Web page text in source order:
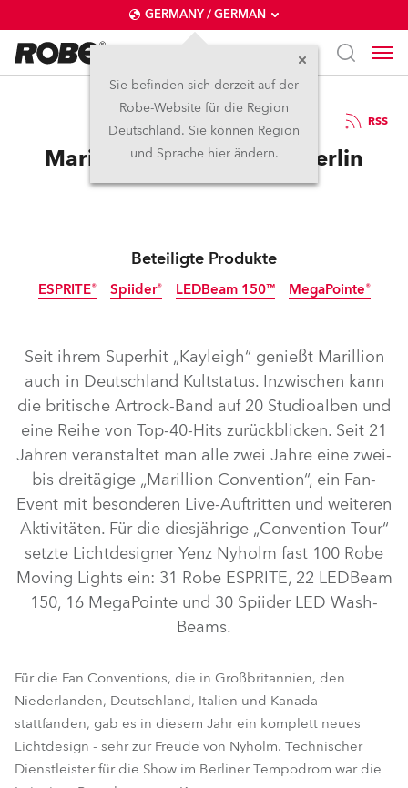
GERMANY / GERMAN
Sie befinden sich derzeit auf der
Robe-Website für die Region
Deutschland. Sie können Region
und Sprache hier ändern.
15.8.2023 RSS
Marillion Convention in Berlin
Beteiligte Produkte
ESPRITE®
ESPRITE®
Spiider®
Spiider®
LEDBeam 150™
LEDBeam 150™
MegaPointe®
MegaPointe®
Seit ihrem Superhit „Kayleigh“ genießt Marillion
auch in Deutschland Kultstatus. Inzwischen kann
die britische Artrock-Band auf 20 Studioalben und
eine Reihe von Top-40-Hits zurückblicken. Seit 21
Jahren veranstaltet man alle zwei Jahre eine zwei-
bis dreitägige „Marillion Convention“, ein Fan-
Event mit besonderen Live-Auftritten und weiteren
Aktivitäten. Für die diesjährige „Convention Tour“
setzte Lichtdesigner Yenz Nyholm fast 100 Robe
Moving Lights ein: 31 Robe ESPRITE, 22 LEDBeam
150, 16 MegaPointe und 30 Spiider LED Wash-
Beams.
Für die Fan Conventions, die in Großbritannien, den
Niederlanden, Deutschland, Italien und Kanada
stattfanden, gab es in diesem Jahr ein komplett neues
Lichtdesign - sehr zur Freude von Nyholm. Technischer
Dienstleister für die Show im Berliner Tempodrom war die